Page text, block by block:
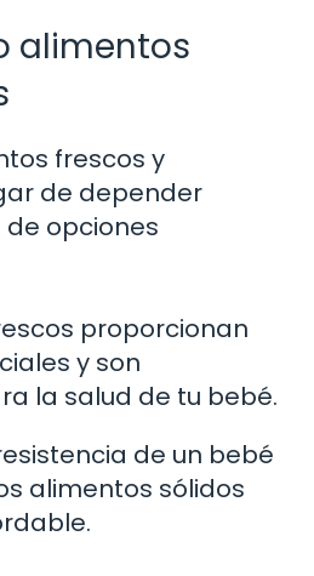
alimentos
frescos y
de depender
opciones
proporcionan
y son
la salud de tu bebé.
de un bebé
alimentos sólidos